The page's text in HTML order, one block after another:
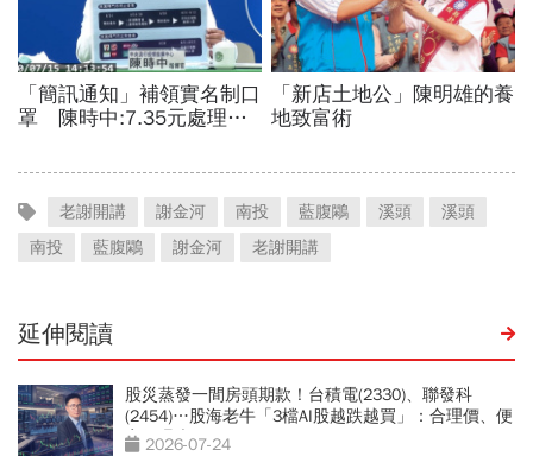
老謝開講 謝金河 南投 藍腹鷴 溪頭
溪頭
南投
藍腹鷴 謝金河 老謝開講
延伸閱讀
股災蒸發一間房頭期款！台積電(2330)、聯發科
(2454)…股海老牛「3檔AI股越跌越買」：合理價、便
宜價曝光
2026-07-24